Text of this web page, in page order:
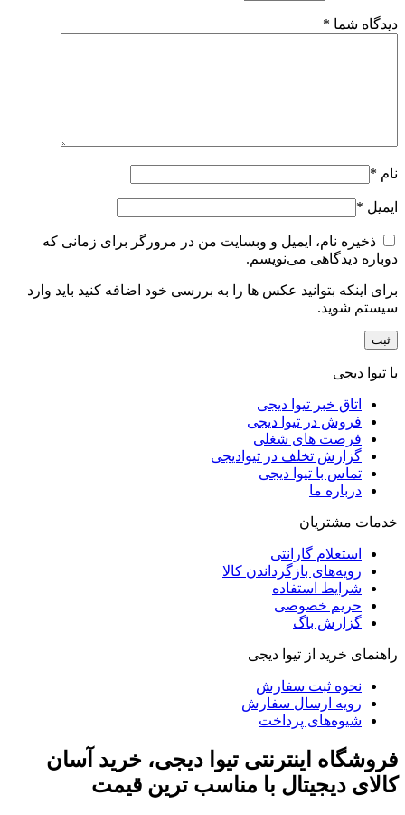
دیدگاه شما *
نام *
ایمیل *
ذخیره نام، ایمیل و وبسایت من در مرورگر برای زمانی که
دوباره دیدگاهی می‌نویسم.
برای اینکه بتوانید عکس ها را به بررسی خود اضافه کنید باید وارد
سیستم شوید.
با تیوا دیجی
اتاق خبر تیوا دیجی
فروش در تیوا دیجی
فرصت های شغلی
گزارش تخلف در تیوادیجی
تماس با تیوا دیجی
درباره ما
خدمات مشتریان
استعلام گارانتی
رویه‌های بازگرداندن کالا
شرایط استفاده
حریم خصوصی
گزارش باگ
راهنمای خرید از تیوا دیجی
نحوه ثبت سفارش
رویه ارسال سفارش
شیوه‌های پرداخت
فروشگاه اینترنتی تیوا دیجی، خرید آسان
کالای دیجیتال با مناسب ترین قیمت